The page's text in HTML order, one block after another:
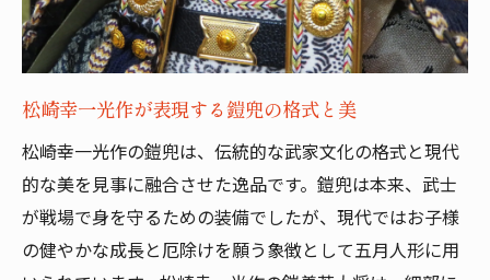
松崎幸一光作が表現する鎧兜の格式と美
松崎幸一光作の鎧兜は、伝統的な武家文化の格式と現代
的な美を見事に融合させた逸品です。鎧兜は本来、武士
が戦場で身を守るための装備でしたが、現代ではお子様
の健やかな成長と厄除けを願う象徴として五月人形に用